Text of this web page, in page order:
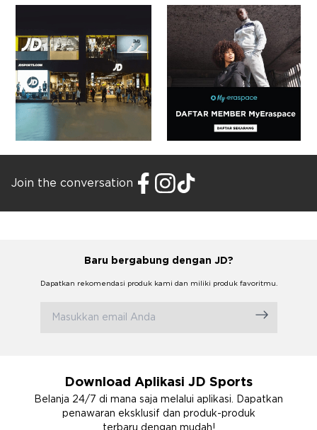
Join the conversation
Baru bergabung dengan JD?
Dapatkan rekomendasi produk kami dan miliki produk favoritmu.
Download Aplikasi JD Sports
Belanja 24/7 di mana saja melalui aplikasi. Dapatkan
penawaran eksklusif dan produk-produk
terbaru dengan mudah!